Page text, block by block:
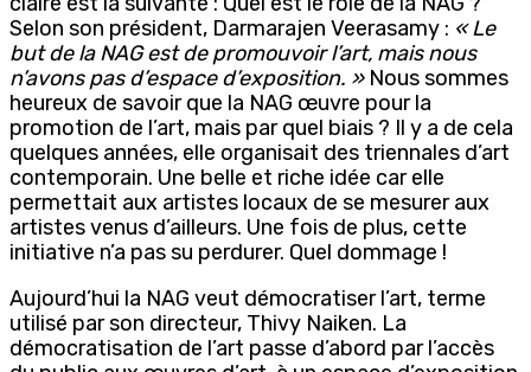
Selon son président, Darmarajen Veerasamy : « Le
but de la NAG est de promouvoir l’art, mais nous
n’avons pas d’espace d’exposition. »Nous sommes
heureux de savoir que la NAG œuvre pour la
promotion de l’art, mais par quel biais ? Il y a de cela
quelques années, elle organisait des triennales d’art
contemporain. Une belle et riche idée car elle
permettait aux artistes locaux de se mesurer aux
artistes venus d’ailleurs. Une fois de plus, cette
initiative n’a pas su perdurer. Quel dommage !
Aujourd’hui la NAG veut démocratiser l’art, terme
utilisé par son directeur, Thivy Naiken. La
démocratisation de l’art passe d’abord par l’accès